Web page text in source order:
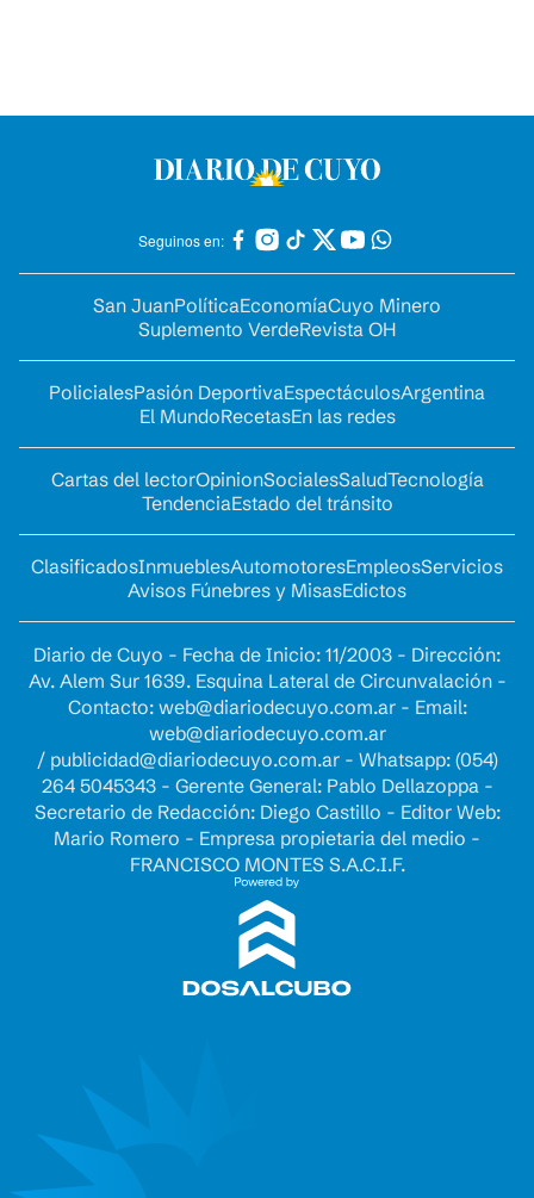
Seguinos en:
San JuanPolíticaEconomíaCuyo Minero
Suplemento VerdeRevista OH
PolicialesPasión DeportivaEspectáculosArgentina
El MundoRecetasEn las redes
Cartas del lectorOpinionSocialesSaludTecnología
TendenciaEstado del tránsito
ClasificadosInmueblesAutomotoresEmpleosServicios
Avisos Fúnebres y MisasEdictos
Diario de Cuyo - Fecha de Inicio: 11/2003 - Dirección:
Av. Alem Sur 1639. Esquina Lateral de Circunvalación -
Contacto: web@diariodecuyo.com.ar- Email:
web@diariodecuyo.com.ar
/ publicidad@diariodecuyo.com.ar- Whatsapp: (054)
264 5045343 - Gerente General: Pablo Dellazoppa -
Secretario de Redacción: Diego Castillo - Editor Web:
Mario Romero - Empresa propietaria del medio -
FRANCISCO MONTES S.A.C.I.F.